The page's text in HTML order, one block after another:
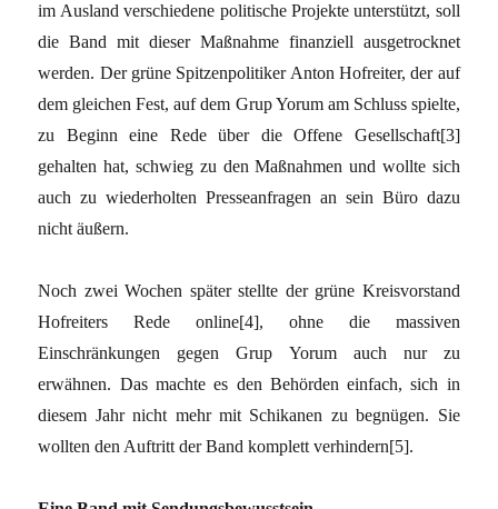
im Ausland verschiedene politische Projekte unterstützt, soll
die Band mit dieser Maßnahme finanziell ausgetrocknet
werden. Der grüne Spitzenpolitiker Anton Hofreiter, der auf
dem gleichen Fest, auf dem Grup Yorum am Schluss spielte,
zu Beginn eine Rede über die Offene Gesellschaft[3]
gehalten hat, schwieg zu den Maßnahmen und wollte sich
auch zu wiederholten Presseanfragen an sein Büro dazu
nicht äußern.
Noch zwei Wochen später stellte der grüne Kreisvorstand
Hofreiters Rede online[4], ohne die massiven
Einschränkungen gegen Grup Yorum auch nur zu
erwähnen. Das machte es den Behörden einfach, sich in
diesem Jahr nicht mehr mit Schikanen zu begnügen. Sie
wollten den Auftritt der Band komplett verhindern[5].